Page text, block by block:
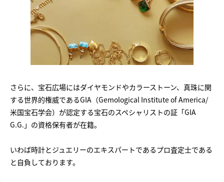
さらに、宝石広場にはダイヤモンドやカラーストーン、真珠に関
する世界的権威であるGIA（Gemological Institute of America/
米国宝石学会）が認定する宝石のスペシャリストの証「GIA
G.G.」の資格保有者が在籍。
いわば時計とジュエリーのエキスパートであるプロ査定士である
と自負しております。